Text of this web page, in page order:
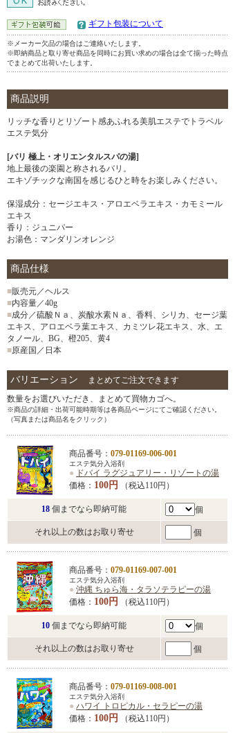
ギフト包装について
※メーカー欠品の場合はご連絡いたします。
※即納商品と取り寄せ商品を同時にお買い求めの場合は全て揃った時点
でまとめて出荷いたします。
商品説明
リッチな香りとリゾート感あふれる美肌エステでトラベル
エステ気分
[バリ 極上・オリエンタルスパの湯]
地上最後の楽園と称されるバリ。
エキゾチックな南国を感じるひと時をお楽しみください。
保湿成分：セージエキス・アロエベラエキス・カモミール
エキス
香り：ジュニパー
お湯色：マンダリンオレンジ
商品仕様
■販売元／ヘルス
■内容量／40g
■成分／硫酸Ｎａ、炭酸水素Ｎａ、香料、シリカ、セージ葉
エキス、アロエベラ葉エキス、カミツレ花エキス、水、エ
タノール、BG、橙205、黄4
■原産国／日本
バリエーション
まとめてご注文できます
数量をお選びいただき、まとめて買物カゴへ。
※商品の詳細・出荷可能時期等は各商品ページにてご確認ください。
（写真または商品名をクリック）
商品番号： 079-01169-006-001
エステ気分入浴剤
● ドバイ ラグジュアリー・リゾートの湯
価格： 100円 （税込110円）
18 個までなら即納可能 個
それ以上の数はお取り寄せ 個
商品番号： 079-01169-007-001
エステ気分入浴剤
● 沖縄 ちゅら海・タラソテラピーの湯
価格： 100円 （税込110円）
10 個までなら即納可能 個
それ以上の数はお取り寄せ 個
商品番号： 079-01169-008-001
エステ気分入浴剤
● ハワイ トロピカル・セラピーの湯
価格： 100円 （税込110円）